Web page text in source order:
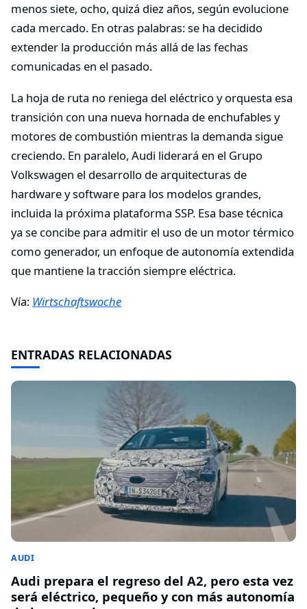
menos siete, ocho, quizá diez años, según evolucione
cada mercado. En otras palabras: se ha decidido
extender la producción más allá de las fechas
comunicadas en el pasado.
La hoja de ruta no reniega del eléctrico y orquesta esa
transición con una nueva hornada de enchufables y
motores de combustión mientras la demanda sigue
creciendo. En paralelo, Audi liderará en el Grupo
Volkswagen el desarrollo de arquitecturas de
hardware y software para los modelos grandes,
incluida la próxima plataforma SSP. Esa base técnica
ya se concibe para admitir el uso de un motor térmico
como generador, un enfoque de autonomía extendida
que mantiene la tracción siempre eléctrica.
Vía: Wirtschaftswoche
ENTRADAS RELACIONADAS
AUDI
Audi prepara el regreso del A2, pero esta vez
será eléctrico, pequeño y con más autonomía